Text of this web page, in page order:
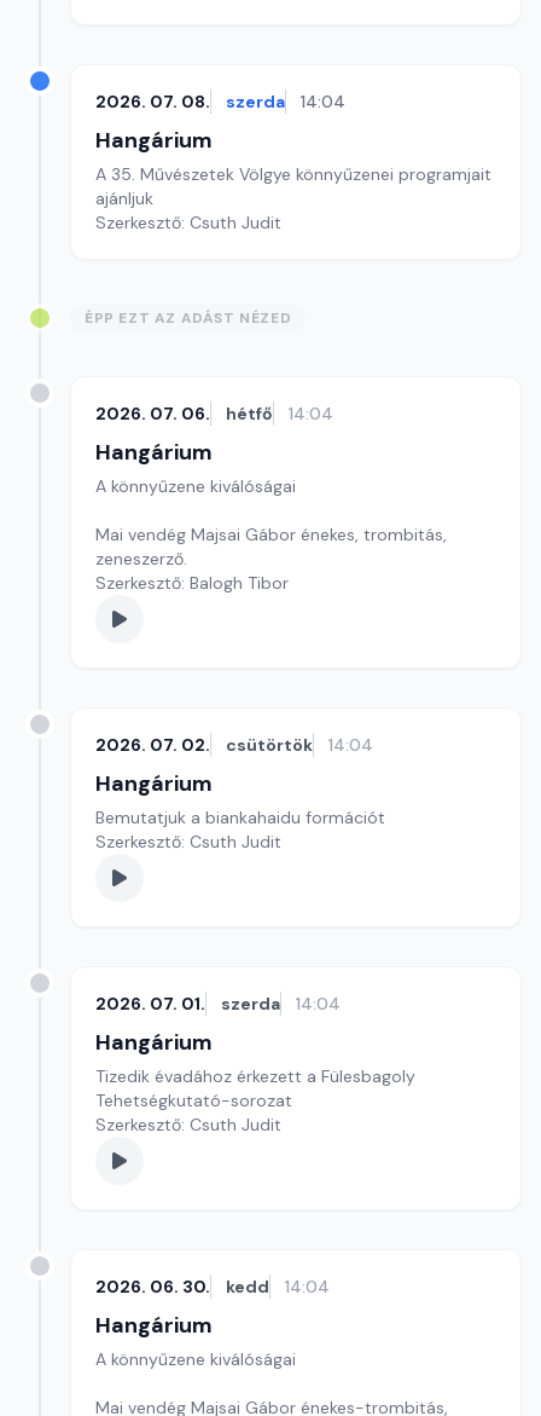
2026. 07. 08. szerda 14:04
Hangárium
A 35. Művészetek Völgye könnyűzenei programjait
ajánljuk
Szerkesztő: Csuth Judit
ÉPP EZT AZ ADÁST NÉZED
2026. 07. 06. hétfő 14:04
Hangárium
A könnyűzene kiválóságai
Mai vendég Majsai Gábor énekes, trombitás,
zeneszerző.
Szerkesztő: Balogh Tibor
2026. 07. 02. csütörtök 14:04
Hangárium
Bemutatjuk a biankahaidu formációt
Szerkesztő: Csuth Judit
2026. 07. 01. szerda 14:04
Hangárium
Tizedik évadához érkezett a Fülesbagoly
Tehetségkutató-sorozat
Szerkesztő: Csuth Judit
2026. 06. 30. kedd 14:04
Hangárium
A könnyűzene kiválóságai
Mai vendég Majsai Gábor énekes-trombitás,